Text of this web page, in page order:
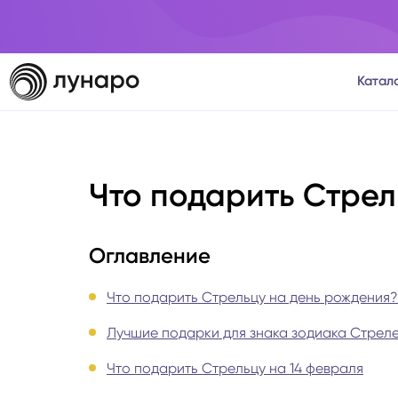
Что подарить
Оглавление
Что подарить Стрельцу на день рождения?
Лучшие подарки для знака зодиака
Что подарить Стрельцу на 14 февраля